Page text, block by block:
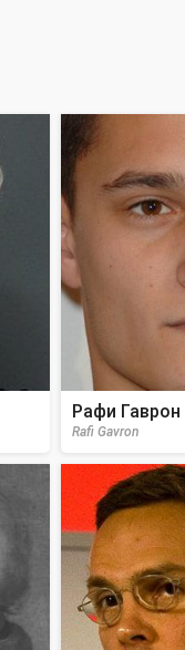
Рафи Гаврон
Rafi Gavron